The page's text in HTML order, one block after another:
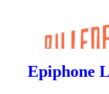
Epiphone